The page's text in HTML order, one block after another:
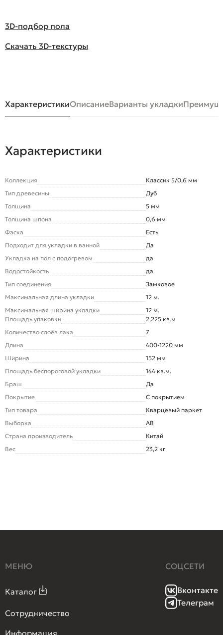
3D-подбор пола
Скачать 3D-текстуры
ХарактеристикиОписаниеВарианты укладки
Характеристики
Коллекция
Классик 5/0,6 мм
Тип древесины
Дуб
Толщина
5 мм
Толщина шпона
0,6 мм
Фаска
Есть
Подходит для укладки в ванной
Да
Укладка на пол c подогревом
да
Водостойкость
да
Тип соединения
Замковое
Максимальная длина укладки
12 м.
Максимальная ширина укладки
12 м.
Площадь упаковки
2,225 кв.м
Количество слоёв лака
7
Длина
400-1220 мм
Ширина
152 мм
Площадь беспороговой укладки
144 кв.м.
Браш
Да
Покрытие
С покрытием
Тип товара
Кварцевый паркет
Выборка
AB
Страна производитель
Китай
Вес
23,2 кг
МЕНЮ
Каталог
Сотрудничество
Информация
СОЦСЕТИ
Вконтакте
Телеграм